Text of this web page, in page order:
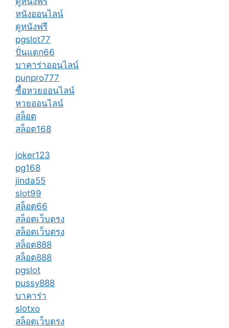
หนังออนไลน์
ดูหนังฟรี
pgslot77
ปั่นแตก66
บาคาร่าออนไลน์
punpro777
ซื้อหวยออนไลน์
หวยออนไลน์
สล็อต
สล็อต168
joker123
pg168
jinda55
slot99
สล็อต66
สล็อตเว็บตรง
สล็อตเว็บตรง
สล็อต888
สล็อต888
pgslot
pussy888
บาคาร่า
slotxo
สล็อตเว็บตรง